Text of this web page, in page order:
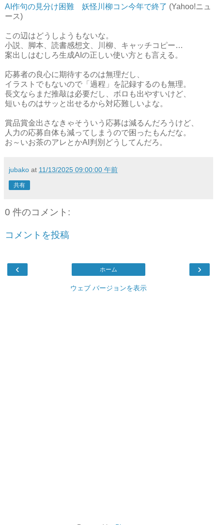
AI作句の見分け困難 妖怪川柳コン今年で終了 (Yahoo!ニュ
ース)
この辺はどうしようもないな。
小説、脚本、読書感想文、川柳、キャッチコピー…
案出しはむしろ生成AIの正しい使い方とも言える。
応募者の良心に期待するのは無理だし、
イラストでもないので「過程」を記録するのも無理。
長文ならまだ推敲は必要だし、ボロも出やすいけど、
短いものはサッと出せるから対応難しいよな。
賞品賞金出さなきゃそういう応募は減るんだろうけど、
人力の応募自体も減ってしまうので困ったもんだな。
お～いお茶のアレとかAI判別どうしてんだろ。
jubako at 11/13/2025 09:00:00 午前
共有
0 件のコメント:
コメントを投稿
‹ ›
ホーム
ウェブ バージョンを表示